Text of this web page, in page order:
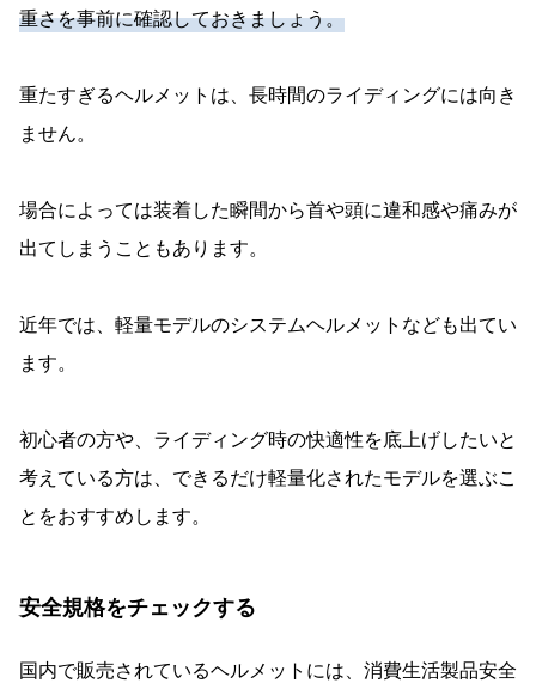
重さを事前に確認しておきましょう。
重たすぎるヘルメットは、長時間のライディングには向き
ません。
場合によっては装着した瞬間から首や頭に違和感や痛みが
出てしまうこともあります。
近年では、軽量モデルのシステムヘルメットなども出てい
ます。
初心者の方や、ライディング時の快適性を底上げしたいと
考えている方は、できるだけ軽量化されたモデルを選ぶこ
とをおすすめします。
安全規格をチェックする
国内で販売されているヘルメットには、消費生活製品安全